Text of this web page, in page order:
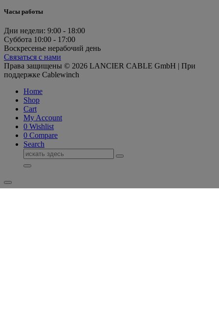
Часы работы
Дни недели: 9:00 - 18:00
Суббота 10:00 - 17:00
Воскресенье нерабочий день
Связаться с нами
Права защищены © 2026 LANCIER CABLE GmbH | При
поддержке Cablewinch
Home
Shop
Cart
My Account
0 Wishlist
0 Compare
Search
Поиск
для: